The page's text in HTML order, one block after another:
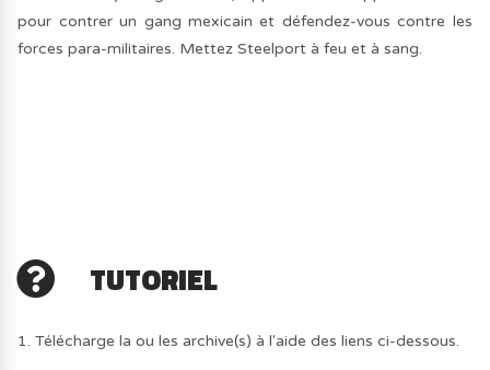
pour contrer un gang mexicain et défendez-vous contre les
forces para-militaires. Mettez Steelport à feu et à sang.
TUTORIEL
1. Télécharge la ou les archive(s) à l'aide des liens ci-dessous.